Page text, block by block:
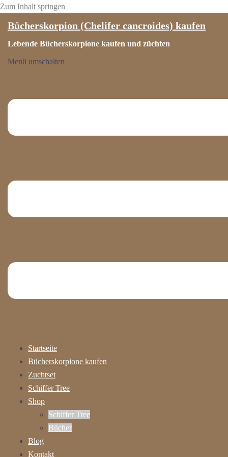
Zum Inhalt springen
Bücherskorpion (Chelifer cancroides) kaufen
Lebende Bücherskorpione kaufen und züchten
Menü umschalten
Startseite
Bücherskorpione kaufen
Zuchtset
Schiffer Tree
Shop
Schiffer Tree
Bücher
Blog
Kontakt